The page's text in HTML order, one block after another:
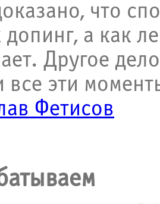
что
допинг, а как
Другое
все эти
Фетисов